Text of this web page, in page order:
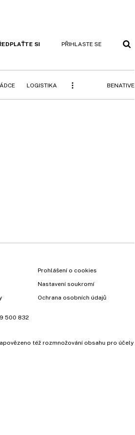
SI PŘIHLASTE SE
LOGISTIKA BENATIVE
Prohlášení o cookies
Nastavení soukromí
Ochrana osobních údajů
500 832
též rozmnožování obsahu pro účely